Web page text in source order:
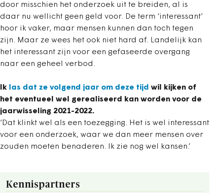
door misschien het onderzoek uit te breiden, al is
daar nu wellicht geen geld voor. De term ‘interessant’
hoor ik vaker, maar mensen kunnen dan toch tegen
zijn. Maar ze wees het ook niet hard af. Landelijk kan
het interessant zijn voor een gefaseerde overgang
naar een geheel verbod.
Ik las dat ze volgend jaar om deze tijd wil kijken of
het eventueel wel gerealiseerd kan worden voor de
jaarwisseling 2021-2022.
‘Dat klinkt wel als een toezegging. Het is wel interessant
voor een onderzoek, waar we dan meer mensen over
zouden moeten benaderen. Ik zie nog wel kansen.’
Kennispartners